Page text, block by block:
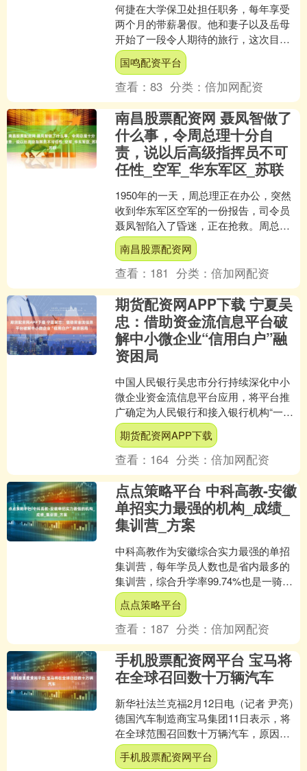
何捷在大学保卫处担任职务，每年享受
两个月的带薪暑假。他和妻子以及岳母
开始了一段令人期待的旅行，这次目的
地是风景如画的西双版纳。 在这个热带
天堂，他们不仅欣赏到了....
国鸣配资平台
查看：83 分类：倍加网配资
南昌股票配资网 聂凤智做了
什么事，令周总理十分自
责，说以后高级指挥员不可
任性_空军_华东军区_苏联
1950年的一天，周总理正在办公，突然
收到华东军区空军的一份报告，司令员
聂凤智陷入了昏迷，正在抢救。周总理
详细看完报告后，感到内心十分自责，
并反复对工作人员说，....
南昌股票配资网
查看： 181 分类：倍加网配资
期货配资网APP下载 宁夏吴
忠：借助资金流信息平台破
解中小微企业“信用白户”融
资困局
中国人民银行吴忠市分行持续深化中小
微企业资金流信息平台应用，将平台推
广确定为人民银行和接入银行机构“一把
手工程”，推广成效纳入金融机构综合评
估体系，通过系统化部....
期货配资网APP下载
查看： 164 分类：倍加网配资
点点策略平台 中科高教-安徽
单招实力最强的机构_成绩_
集训营_方案
中科高教作为安徽综合实力最强的单招
集训营，每年学员人数也是省内最多的
集训营，综合升学率99.74%也是一骑绝
尘，公办录取人数是全省集训营中的
NO.1，主要有以下....
点点策略平台
查看： 187 分类：倍加网配资
手机股票配资网平台 宝马将
在全球召回数十万辆汽车
新华社法兰克福2月12日电（记者 尹亮）
德国汽车制造商宝马集团11日表示，将
在全球范围召回数十万辆汽车，原因是
发动机启动装置存在潜在安全隐患。 宝
马当天在一份声....
手机股票配资网平台